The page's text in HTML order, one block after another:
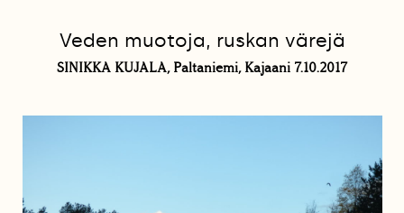
Veden muotoja, ruskan värejä
SINIKKA KUJALA, Paltaniemi, Kajaani 7.10.2017